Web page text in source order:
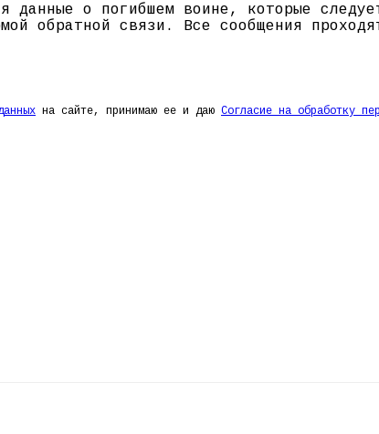
данные о погибшем воине, которые
обратной связи. Все сообщения
на сайте, принимаю ее и даю Согласие на обработку